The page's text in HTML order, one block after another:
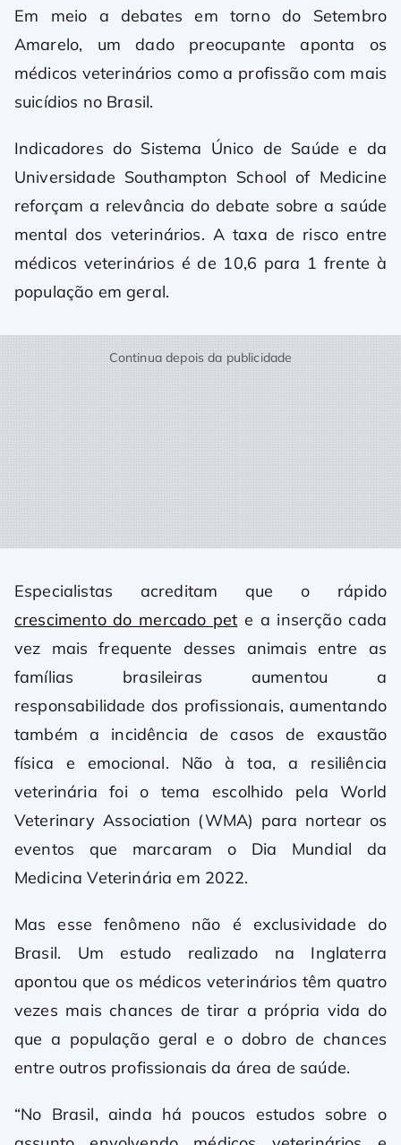
Em meio a debates em torno do Setembro
Amarelo, um dado preocupante aponta os
médicos veterinários como a profissão com mais
suicídios no Brasil.
Indicadores do Sistema Único de Saúde e da
Universidade Southampton School of Medicine
reforçam a relevância do debate sobre a saúde
mental dos veterinários. A taxa de risco entre
médicos veterinários é de 10,6 para 1 frente à
população em geral.
Continua depois da publicidade
Especialistas acreditam que o rápido
crescimento do mercado pet e a inserção cada
vez mais frequente desses animais entre as
famílias brasileiras aumentou a
responsabilidade dos profissionais, aumentando
também a incidência de casos de exaustão
física e emocional. Não à toa, a resiliência
veterinária foi o tema escolhido pela World
Veterinary Association (WMA) para nortear os
eventos que marcaram o Dia Mundial da
Medicina Veterinária em 2022.
Mas esse fenômeno não é exclusividade do
Brasil. Um estudo realizado na Inglaterra
apontou que os médicos veterinários têm quatro
vezes mais chances de tirar a própria vida do
que a população geral e o dobro de chances
entre outros profissionais da área de saúde.
“No Brasil, ainda há poucos estudos sobre o